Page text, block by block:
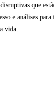
que
e análises
vida.